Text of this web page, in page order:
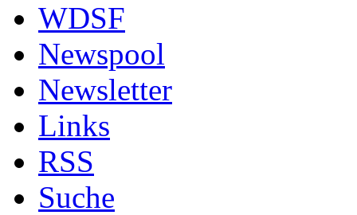
WDSF
Newspool
Newsletter
Links
RSS
Suche